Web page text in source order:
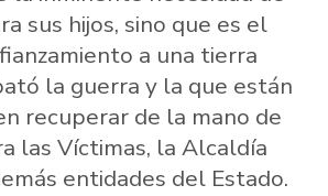
sus hijos, sino que es el
a una tierra
la guerra y la que están
recuperar de la mano de
las Víctimas, la Alcaldía
entidades del Estado.